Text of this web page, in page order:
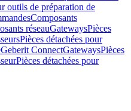
outils de préparation de
Composants
réseauGatewaysPièces
Pièces détachées pour
Geberit ConnectGatewaysPièces
Pièces détachées pour